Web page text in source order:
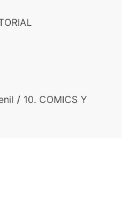
/ 10. COMICS Y